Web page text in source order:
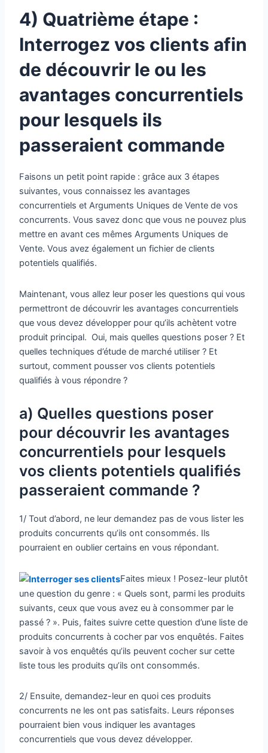
4) Quatrième étape :
Interrogez vos clients afin
de découvrir le ou les
avantages concurrentiels
pour lesquels ils
passeraient commande
Faisons un petit point rapide : grâce aux 3 étapes
suivantes, vous connaissez les avantages
concurrentiels et Arguments Uniques de Vente de vos
concurrents. Vous savez donc que vous ne pouvez plus
mettre en avant ces mêmes Arguments Uniques de
Vente. Vous avez également un fichier de clients
potentiels qualifiés.
Maintenant, vous allez leur poser les questions qui vous
permettront de découvrir les avantages concurrentiels
que vous devez développer pour qu’ils achètent votre
produit principal. Oui, mais quelles questions poser ? Et
quelles techniques d’étude de marché utiliser ? Et
surtout, comment pousser vos clients potentiels
qualifiés à vous répondre ?
a) Quelles questions poser
pour découvrir les avantages
concurrentiels pour lesquels
vos clients potentiels qualifiés
passeraient commande ?
1/ Tout d’abord, ne leur demandez pas de vous lister les
produits concurrents qu’ils ont consommés. Ils
pourraient en oublier certains en vous répondant.
Faites mieux ! Posez-leur plutôt
une question du genre : « Quels sont, parmi les produits
suivants, ceux que vous avez eu à consommer par le
passé ? ». Puis, faites suivre cette question d’une liste de
produits concurrents à cocher par vos enquêtés. Faites
savoir à vos enquêtés qu’ils peuvent cocher sur cette
liste tous les produits qu’ils ont consommés.
2/ Ensuite, demandez-leur en quoi ces produits
concurrents ne les ont pas satisfaits. Leurs réponses
pourraient bien vous indiquer les avantages
concurrentiels que vous devez développer.